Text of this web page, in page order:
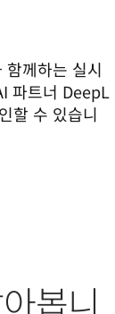
께하는 실시
파트너 DeepL
할 수 있습니
봅니